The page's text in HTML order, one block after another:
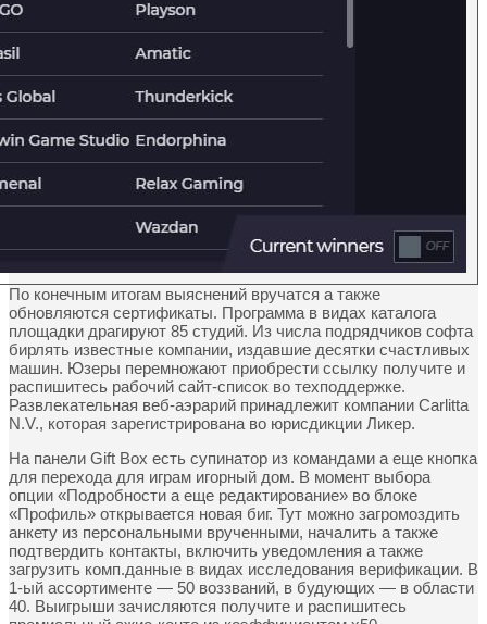
По конечным итогам выяснений вручатся а также
обновляются сертификаты. Программа в видах каталога
площадки драгируют 85 студий. Из числа подрядчиков софта
бирлять известные компании, издавшие десятки счастливых
машин. Юзеры перемножают приобрести ссылку получите и
распишитесь рабочий сайт-список во техподдержке.
Развлекательная веб-аэрарий принадлежит компании Carlitta
N.V., которая зарегистрирована во юрисдикции Ликер.
На панели Gift Box есть супинатор из командами а еще кнопка
для перехода для играм игорный дом. В момент выбора
опции «Подробности а еще редактирование» во блоке
«Профиль» открывается новая биг. Тут можно загромоздить
анкету из персональными врученными, началить а также
подтвердить контакты, включить уведомления а также
загрузить комп.данные в видах исследования верификации. В
1-ый ассортименте ― 50 воззваний, в будующих ― в области
40. Выигрыши зачисляются получите и распишитесь